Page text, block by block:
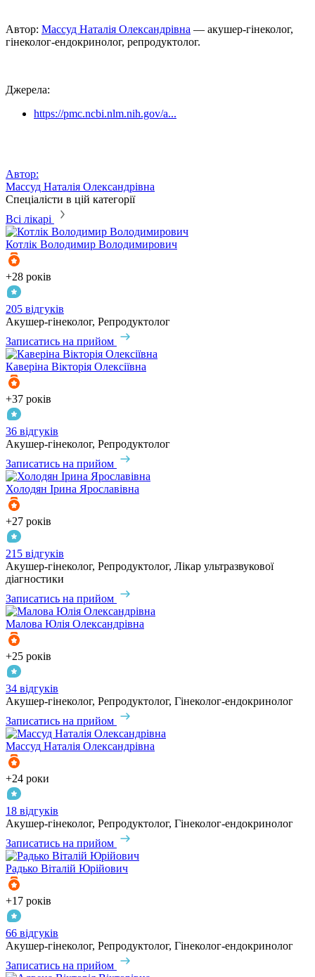
Автор: Массуд Наталія Олександрівна — акушер-гінеколог,
гінеколог-ендокринолог, репродуктолог.
Джерела:
https://pmc.ncbi.nlm.nih.gov/a...
Автор:
Массуд Наталія Олександрівна
Спеціалісти в цій категорії
Всі лікарі
Котлік Володимир Володимирович
+28 років
205 відгуків
Акушер-гінеколог, Репродуктолог
Записатись на прийом
Каверіна Вікторія Олексіївна
+37 років
36 відгуків
Акушер-гінеколог, Репродуктолог
Записатись на прийом
Холодян Ірина Ярославівна
+27 років
215 відгуків
Акушер-гінеколог, Репродуктолог, Лікар ультразвукової
діагностики
Записатись на прийом
Малова Юлія Олександрівна
+25 років
34 відгуків
Акушер-гінеколог, Репродуктолог, Гінеколог-ендокринолог
Записатись на прийом
Массуд Наталія Олександрівна
+24 роки
18 відгуків
Акушер-гінеколог, Репродуктолог, Гінеколог-ендокринолог
Записатись на прийом
Радько Віталій Юрійович
+17 років
66 відгуків
Акушер-гінеколог, Репродуктолог, Гінеколог-ендокринолог
Записатись на прийом